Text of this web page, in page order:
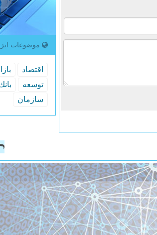
موضوعات
اقتصاد
توسعه
سازمان